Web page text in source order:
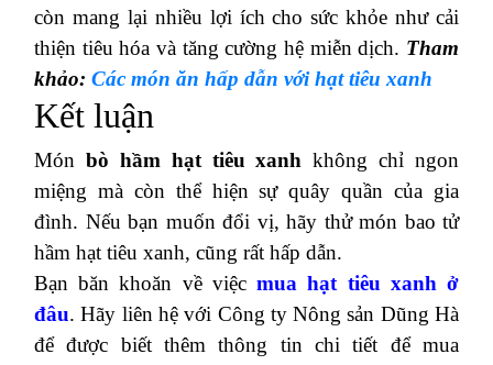
còn mang lại nhiều lợi ích cho sức khỏe như cải
thiện tiêu hóa và tăng cường hệ miễn dịch. Tham
khảo: Các món ăn hấp dẫn với hạt tiêu xanh
Kết luận
Món bò hầm hạt tiêu xanh không chỉ ngon
miệng mà còn thể hiện sự quây quần của gia
đình. Nếu bạn muốn đổi vị, hãy thử món bao tử
hầm hạt tiêu xanh, cũng rất hấp dẫn.
Bạn băn khoăn về việcmua hạt tiêu xanh ở
đâu. Hãy liên hệ với Công ty Nông sản Dũng Hà
để được biết thêm thông tin chi tiết để mua